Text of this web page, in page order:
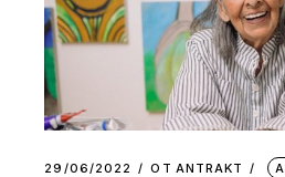
29/06/2022 ОТ АNTRAKT